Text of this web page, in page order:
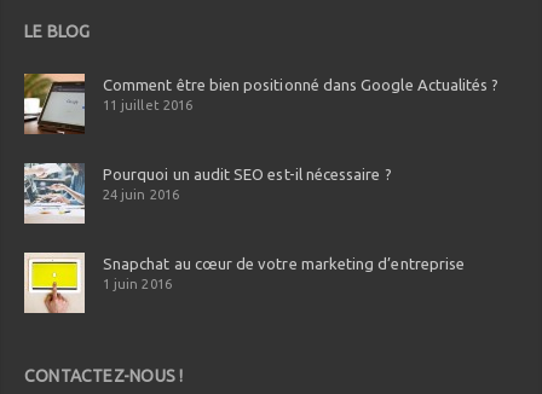
LE BLOG
Comment être bien positionné dans Google Actualités ?
11 juillet 2016
Pourquoi un audit SEO est-il nécessaire ?
24 juin 2016
Snapchat au cœur de votre marketing d’entreprise
1 juin 2016
CONTACTEZ-NOUS !